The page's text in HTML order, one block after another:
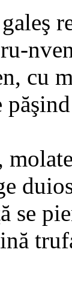
cu
se